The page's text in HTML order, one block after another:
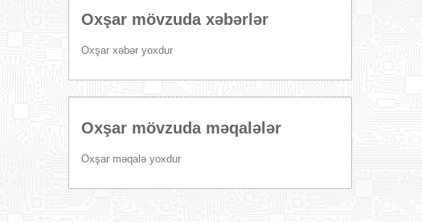
Oxşar mövzuda xəbərlər
Oxşar xəbər yoxdur
Oxşar mövzuda məqalələr
Oxşar məqalə yoxdur